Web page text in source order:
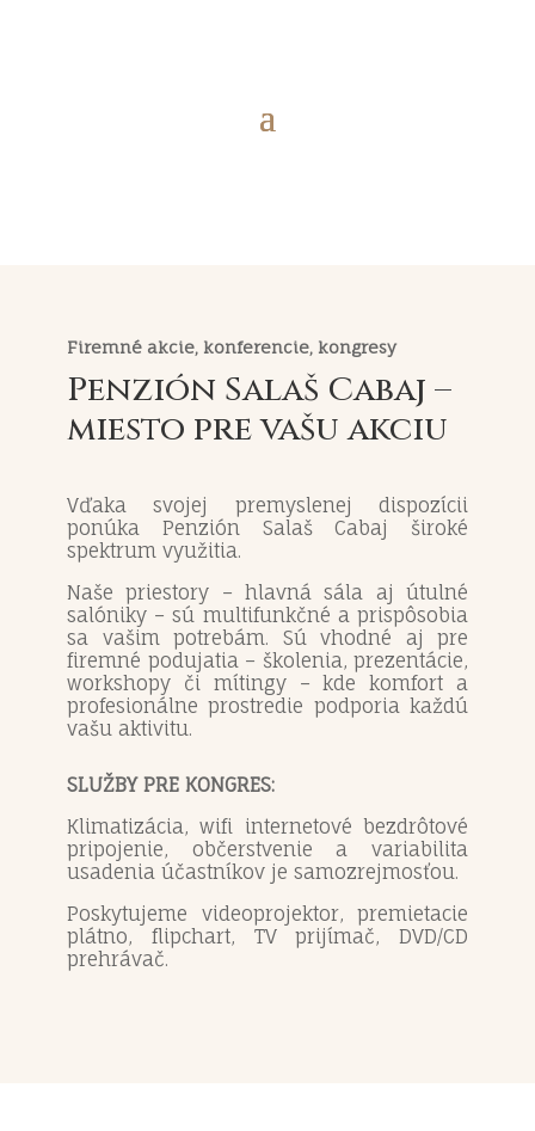
Firemné akcie, konferencie, kongresy
Penzión Salaš Cabaj –
miesto pre vašu akciu
Vďaka svojej premyslenej dispozícii
ponúka Penzión Salaš Cabaj široké
spektrum využitia.
Naše priestory – hlavná sála aj útulné
salóniky – sú multifunkčné a prispôsobia
sa vašim potrebám. Sú vhodné aj pre
firemné podujatia – školenia, prezentácie,
workshopy či mítingy – kde komfort a
profesionálne prostredie podporia každú
vašu aktivitu.
SLUŽBY PRE KONGRES:
Klimatizácia, wifi internetové bezdrôtové
pripojenie, občerstvenie a variabilita
usadenia účastníkov je samozrejmosťou.
Poskytujeme videoprojektor, premietacie
plátno, flipchart, TV prijímač, DVD/CD
prehrávač.